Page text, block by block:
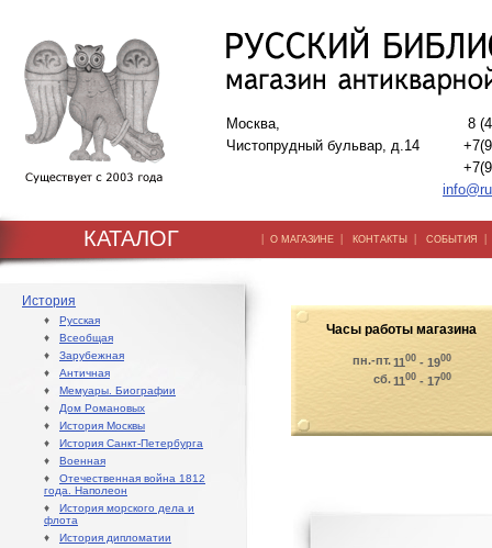
Москва,
Чистопрудный бульвар, д.14
8
КАТАЛОГ | О МАГАЗИНЕ | КОНТАКТЫ | СОБЫТИЯ
История
♦ Русская
♦ Всеобщая
♦ Зарубежная
♦ Античная
♦ Мемуары. Биографии
♦ Дом Романовых
♦ История Москвы
♦ История Санкт-Петербурга
♦ Военная
♦ Отечественная война 1812
года. Наполеон
♦ История морского дела и
флота
♦ История дипломатии
Часы работы магазина
пн.-пт.1100 - 1900
сб.1100 - 1700